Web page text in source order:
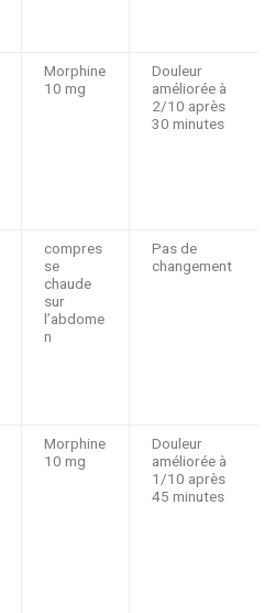
Morphine
10 mg
Douleur
améliorée à
2/10 après
30 minutes
compres
se
chaude
sur
l’abdome
n
Pas de
changement
Morphine
10 mg
Douleur
améliorée à
1/10 après
45 minutes